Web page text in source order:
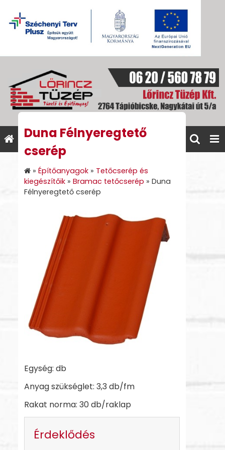
Duna Félnyeregtető
cserép
» Építőanyagok » Tetőcserép és
kiegészítőik » Bramac tetőcserép » Duna
Félnyeregtető cserép
Egység: db
Anyag szükséglet: 3,3 db/fm
Rakat norma: 30 db/raklap
Érdeklődés